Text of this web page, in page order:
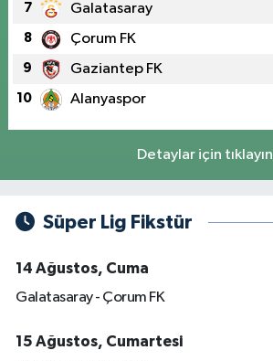
7 Galatasaray
8 Çorum FK
9 Gaziantep FK
10 Alanyaspor
Detaylar için tıklayın
Süper Lig Fikstür
14 Ağustos, Cuma
Galatasaray - Çorum FK
15 Ağustos, Cumartesi